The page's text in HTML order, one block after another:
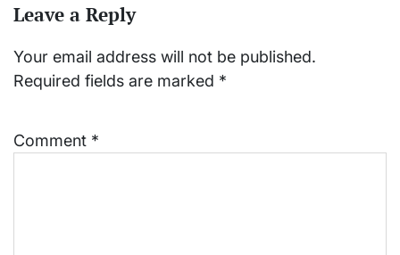
Leave a Reply
Your email address will not be published.
Required fields are marked *
Comment *